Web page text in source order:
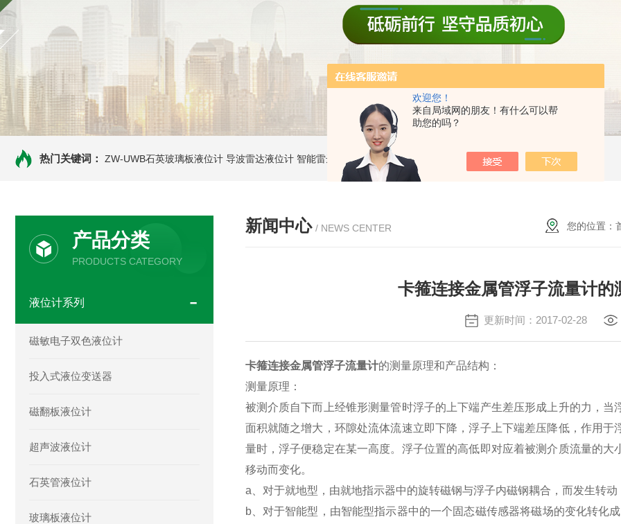
欢迎您！
来自局域网的朋友！有什么可以帮
助您的吗？
热门关键词： ZW-UWB石英玻璃板液位计 导波雷达液位计 智能雷达液位计 ZW-B69X云母双色液水计 ZW1151W卡箍隔膜式压力变送器
产品分类
PRODUCTS CATEGORY
液位计系列
磁敏电子双色液位计
投入式液位变送器
磁翻板液位计
超声波液位计
石英管液位计
玻璃板液位计
新闻中心 / NEWS CENTER 您的位置：
卡箍连接金属管浮子流量计的
更新时间：2017-02-28
卡箍连接金属管浮子流量计的测量原理和产品结构 ：
测量原理：
被测介质自下而上经锥形测量管时浮子的上下端产生差压形成上升的力，
面积就随之增大，环隙处流体流速立即下降，浮子上下端差压降低，作用
量时，浮子便稳定在某一高度。浮子位置的高低即对应着被测介质流量的
移动而变化。
a、对于就地型，由就地指示器中的旋转磁钢与浮子内磁钢耦合，而发生转
b、对于智能型，由智能型指示器中的一个固态磁传感器将磁场的变化转化